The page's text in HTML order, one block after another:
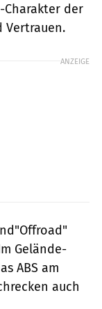
Charakter der
Vertrauen.
ANZEIGE
Gelände-
ABS am
auch